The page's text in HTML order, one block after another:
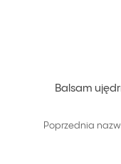
Balsam
Poprzednia